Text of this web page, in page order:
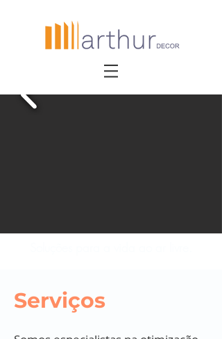
Serviços